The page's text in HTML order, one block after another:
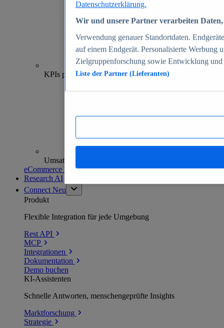
70+
KPIs pro Shop
Umsatzanalysen und -prognosen
eCommerce Insights entdecken
Research AI
Connect Neu
Produkt
Flexible Integration für jede Umgebung
Rest API
MCP
Integrationen
Dokumentation
Demo buchen
KI-Assistenten
Schnelle Antworten, menschengeprüfte Insights
Marktforschung
Strategie
Datenschutzerklärung.
Wir und unsere Partner verarbeiten
Verwendung genauer Standortdaten.
auf einem Endgerät. Personalisierte Werbung
Zielgruppenforschung sowie Entwicklung
Liste der Partner (Lieferanten)